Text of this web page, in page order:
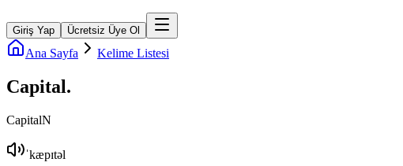
Giriş Yap Ücretsiz Üye Ol
Ana Sayfa Kelime Listesi
Capital.
CapitalN
ˈkæpɪtəl